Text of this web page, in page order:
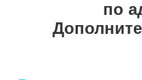
по